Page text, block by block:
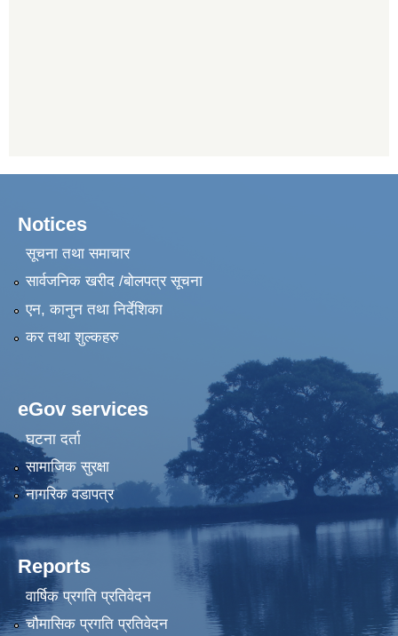
Notices
सूचना तथा समाचार
सार्वजनिक खरीद /बोलपत्र सूचना
एन, कानुन तथा निर्देशिका
कर तथा शुल्कहरु
eGov services
घटना दर्ता
सामाजिक सुरक्षा
नागरिक वडापत्र
Reports
वार्षिक प्रगति प्रतिवेदन
चौमासिक प्रगति प्रतिवेदन